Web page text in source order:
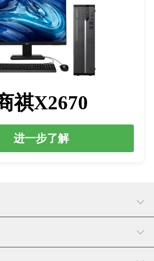
祺X2670
进一步了解